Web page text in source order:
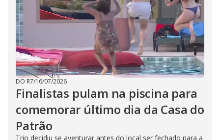
DO R7/16/07/2026
Finalistas pulam na piscina para
comemorar último dia da Casa do
Patrão
Trio decidiu se aventurar antes do local ser fechado para a